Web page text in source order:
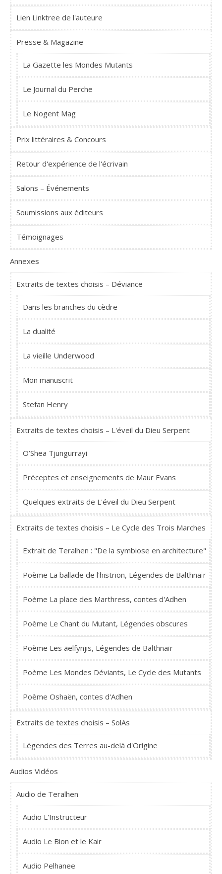
Lien Linktree de l'auteure
Presse & Magazine
La Gazette les Mondes Mutants
Le Journal du Perche
Le Nogent Mag
Prix littéraires & Concours
Retour d'expérience de l'écrivain
Salons – Événements
Soumissions aux éditeurs
Témoignages
Annexes
Extraits de textes choisis – Déviance
Dans les branches du cèdre
La dualité
La vieille Underwood
Mon manuscrit
Stefan Henry
Extraits de textes choisis – L'éveil du Dieu Serpent
O’Shea Tjungurrayi
Préceptes et enseignements de Maur Evans
Quelques extraits de L'éveil du Dieu Serpent
Extraits de textes choisis – Le Cycle des Trois Marches
Extrait de Teralhen : "De la symbiose en architecture"
Poème La ballade de l'histrion, Légendes de Balthnaïr
Poème La place des Marthress, contes d'Adhen
Poème Le Chant du Mutant, Légendes obscures
Poème Les ãelfynjis, Légendes de Balthnaïr
Poème Les Mondes Déviants, Le Cycle des Mutants
Poème Oshaën, contes d'Adhen
Extraits de textes choisis – SolAs
Légendes des Terres au-delà d'Origine
Audios Vidéos
Audio de Teralhen
Audio L'Instructeur
Audio Le Bion et le Kair
Audio Pelhanee